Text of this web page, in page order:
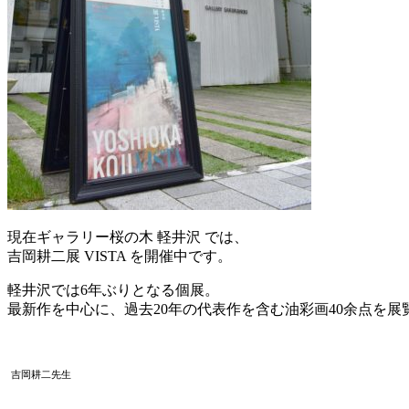
現在ギャラリー桜の木 軽井沢 では、
吉岡耕二展 VISTA を開催中です。
軽井沢では6年ぶりとなる個展。
最新作を中心に、過去20年の代表作を含む油彩画40余点を展
吉岡耕二先生